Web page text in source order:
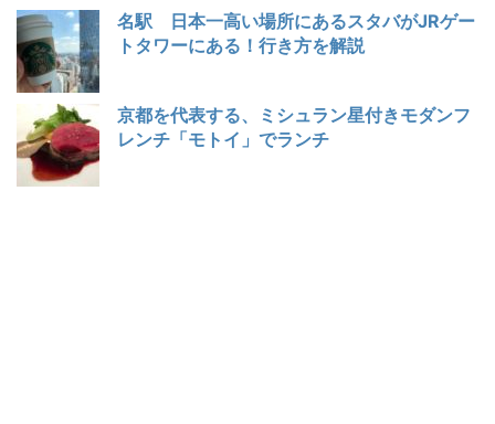
名駅 日本一高い場所にあるスタバがJRゲー
トタワーにある！行き方を解説
京都を代表する、ミシュラン星付きモダンフ
レンチ「モトイ」でランチ